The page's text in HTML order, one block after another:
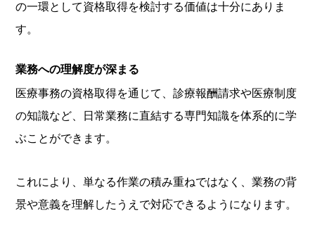
の一環として資格取得を検討する価値は十分にありま
す。
業務への理解度が深まる
医療事務の資格取得を通じて、診療報酬請求や医療制度
の知識など、日常業務に直結する専門知識を体系的に学
ぶことができます。
これにより、単なる作業の積み重ねではなく、業務の背
景や意義を理解したうえで対応できるようになります。